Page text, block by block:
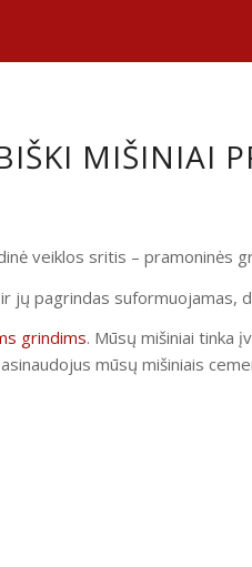
MIŠINIAI
veiklos sritis – pramoninės
jų pagrindas suformuojamas,
grindims. Mūsų mišiniai tinka
mūsų mišiniais